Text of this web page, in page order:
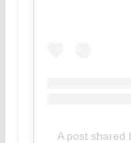
A post shared